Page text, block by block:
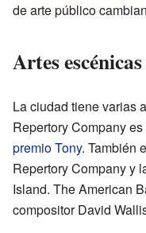
de arte público
Artes escénicas
La ciudad tiene varias
Repertory Company
premio Tony. También
Repertory Company y
Island. The American
compositor David